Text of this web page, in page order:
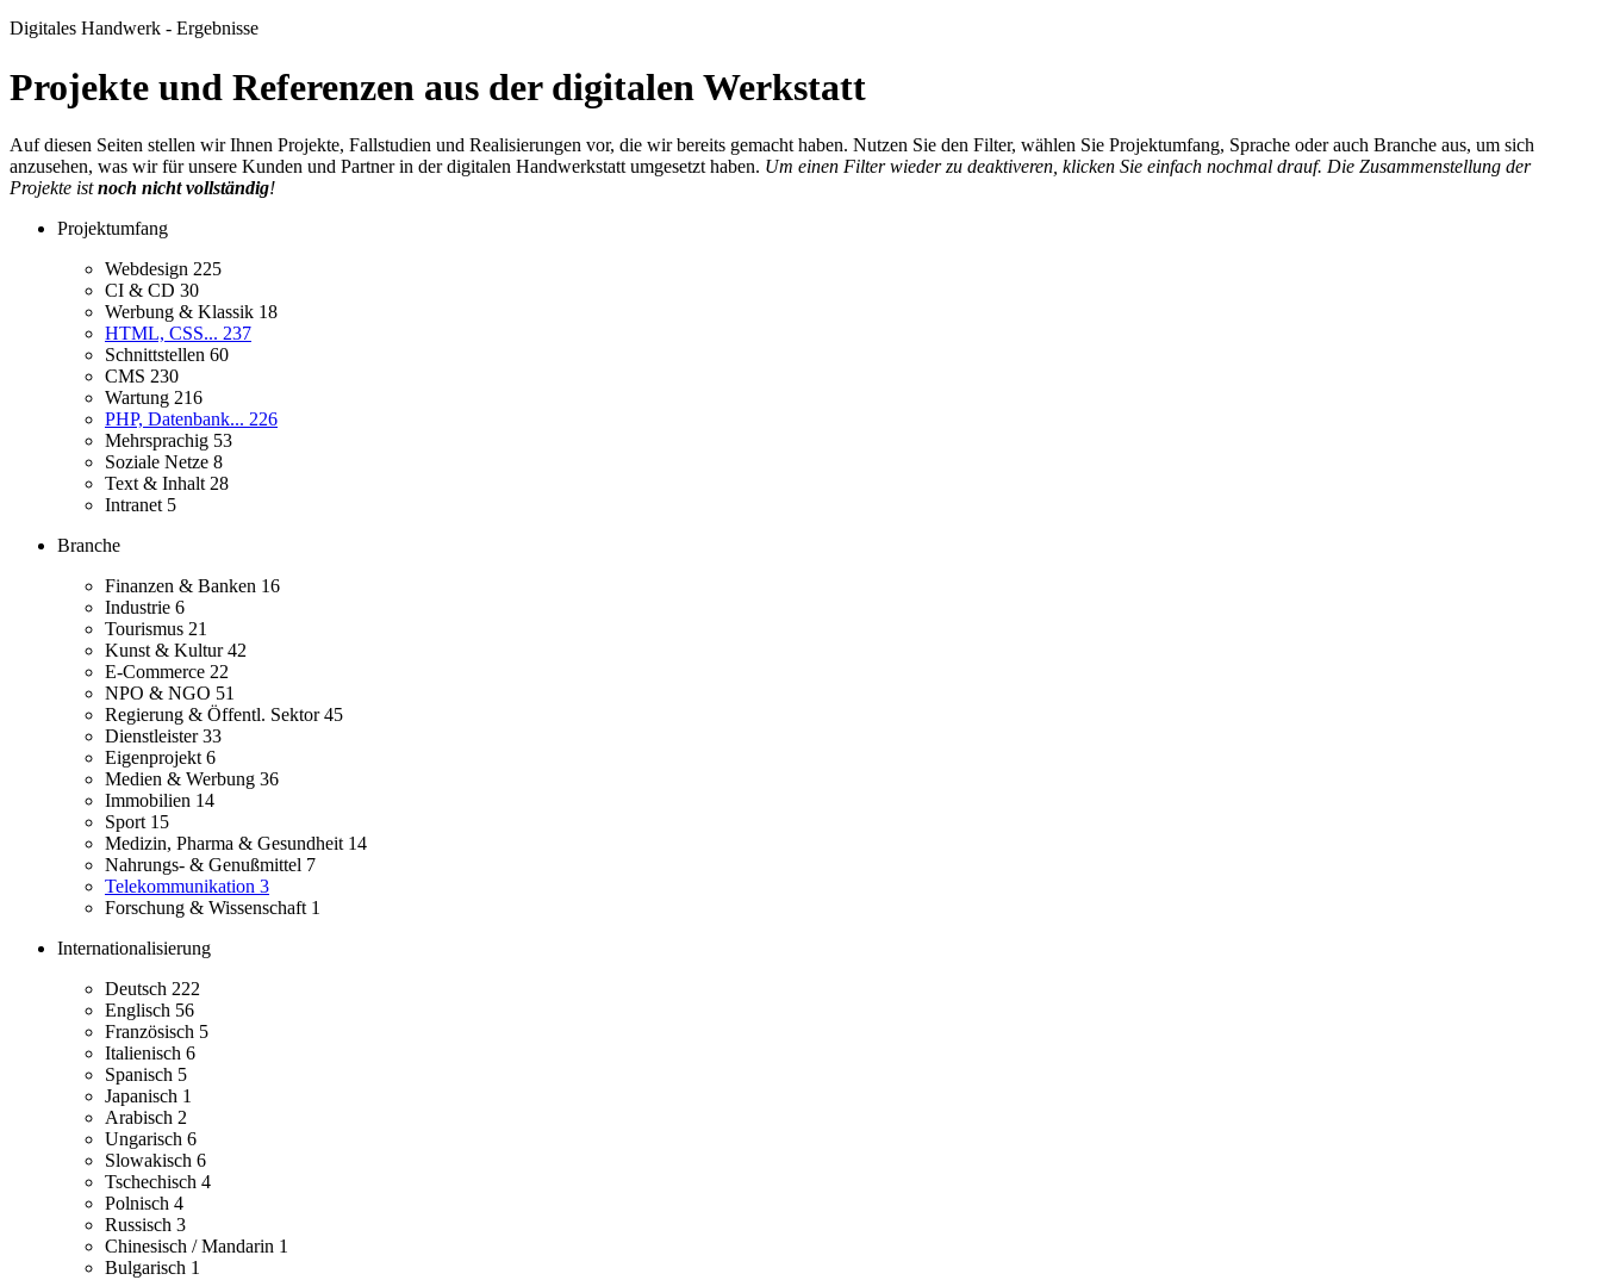
Digitales Handwerk - Ergebnisse
Projekte und Referenzen aus der digitalen Werkstatt
Auf diesen Seiten stellen wir Ihnen Projekte, Fallstudien und Realisierungen vor, die wir bereits gemacht haben. Nutzen Sie den Filter, wählen Sie Projektumfang, Sprache oder auch Branche aus, um sich
anzusehen, was wir für unsere Kunden und Partner in der digitalen Handwerkstatt umgesetzt haben. Um einen Filter wieder zu deaktiveren, klicken Sie einfach nochmal drauf. Die Zusammenstellung der
Projekte istnoch nicht vollständig!
Projektumfang
Webdesign 225
CI & CD 30
Werbung & Klassik 18
HTML, CSS... 237
Schnittstellen 60
CMS 230
Wartung 216
PHP, Datenbank... 226
Mehrsprachig 53
Soziale Netze 8
Text & Inhalt 28
Intranet 5
Branche
Finanzen & Banken 16
Industrie 6
Tourismus 21
Kunst & Kultur42
E-Commerce 22
NPO & NGO 51
Regierung & Öffentl. Sektor45
Dienstleister33
Eigenprojekt 6
Medien & Werbung 36
Immobilien 14
Sport 15
Medizin, Pharma & Gesundheit 14
Nahrungs- & Genußmittel 7
Telekommunikation 3
Forschung & Wissenschaft 1
Internationalisierung
Deutsch 222
Englisch 56
Französisch 5
Italienisch 6
Spanisch 5
Japanisch 1
Arabisch 2
Ungarisch 6
Slowakisch 6
Tschechisch 4
Polnisch 4
Russisch 3
Chinesisch / Mandarin 1
Bulgarisch 1